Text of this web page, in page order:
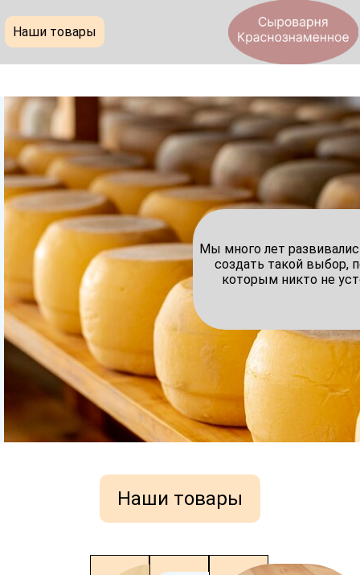
Наши товары
Мы много лет
создать такой выбор,
которым никто не
Наши товары